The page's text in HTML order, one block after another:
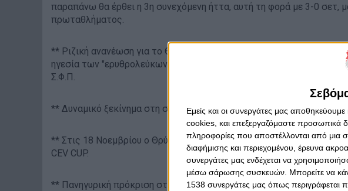
Εμείς και οι συνεργάτες μας
cookies, και επεξεργαζόμαστε προσωπικά
πληροφορίες που αποστέλλονται από μια
διαφήμισης και περιεχομένου, έρευνα
συνεργάτες μας ενδέχεται να
μέσω σάρωσης συσκευών. Μπορείτε να
1538 συνεργάτες μας όπως περιγράφεται
παραπάνω θα έρθει η 3η συνεχόμενη ήττα, αυτή τη φορά με 3-0 σετ,
πρωταθλήματος.
** Ριζική ανανέωση για το Θρύλο το καλοκαίρι με τον Ρομπέρτο
ηγεσία των "ερυθρολεύκων" και στις 21 Ιουλίου έγινε η επίσημη
Σ.Φ.Π.
** Δυναμικό ξεκίνημα στη σεζόν, όσον αφορά στο πρωτάθλημα. Αλλά
** Στις 18 Νοεμβρίου ο Θρύλος νικά και στο Ρέντη την Εσθονική
CEV CUP.
** Πανηγυρική πρόκριση στους "8" του CEV Cup, στις 15 Δεκέμβρη,